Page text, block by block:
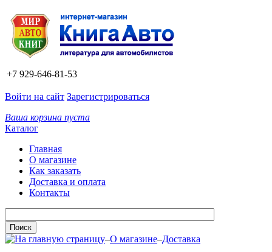
+7 929-646-81-53
Войти на сайт Зарегистрироваться
Ваша корзина пуста
Каталог
Главная
О магазине
Как заказать
Доставка и оплата
Контакты
–О магазине–Доставка